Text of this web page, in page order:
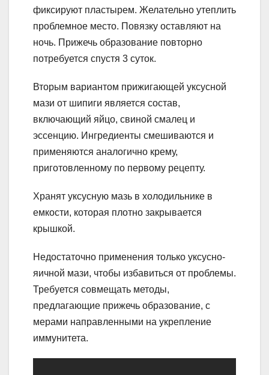
фиксируют пластырем. Желательно утеплить
проблемное место. Повязку оставляют на
ночь. Прижечь образование повторно
потребуется спустя 3 суток.
Вторым вариантом прижигающей уксусной
мази от шипиги является состав,
включающий яйцо, свиной смалец и
эссенцию. Ингредиенты смешиваются и
применяются аналогично крему,
приготовленному по первому рецепту.
Хранят уксусную мазь в холодильнике в
емкости, которая плотно закрывается
крышкой.
Недостаточно применения только уксусно-
яичной мази, чтобы избавиться от проблемы.
Требуется совмещать методы,
предлагающие прижечь образование, с
мерами направленными на укрепление
иммунитета.